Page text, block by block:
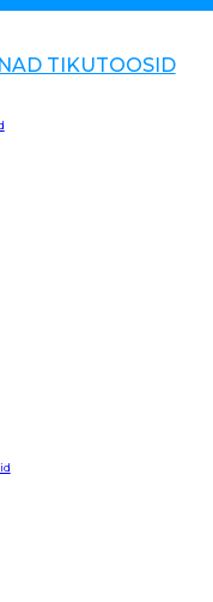
TIKUTOOSID